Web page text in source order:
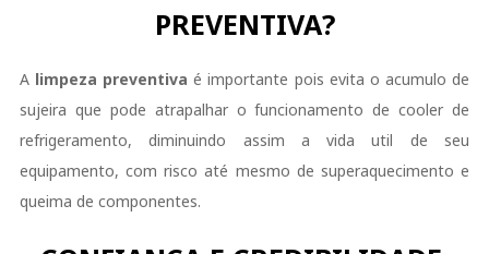
PREVENTIVA?
A limpeza preventiva é importante pois evita o acumulo de
sujeira que pode atrapalhar o funcionamento de cooler de
refrigeramento, diminuindo assim a vida util de seu
equipamento, com risco até mesmo de superaquecimento e
queima de componentes.